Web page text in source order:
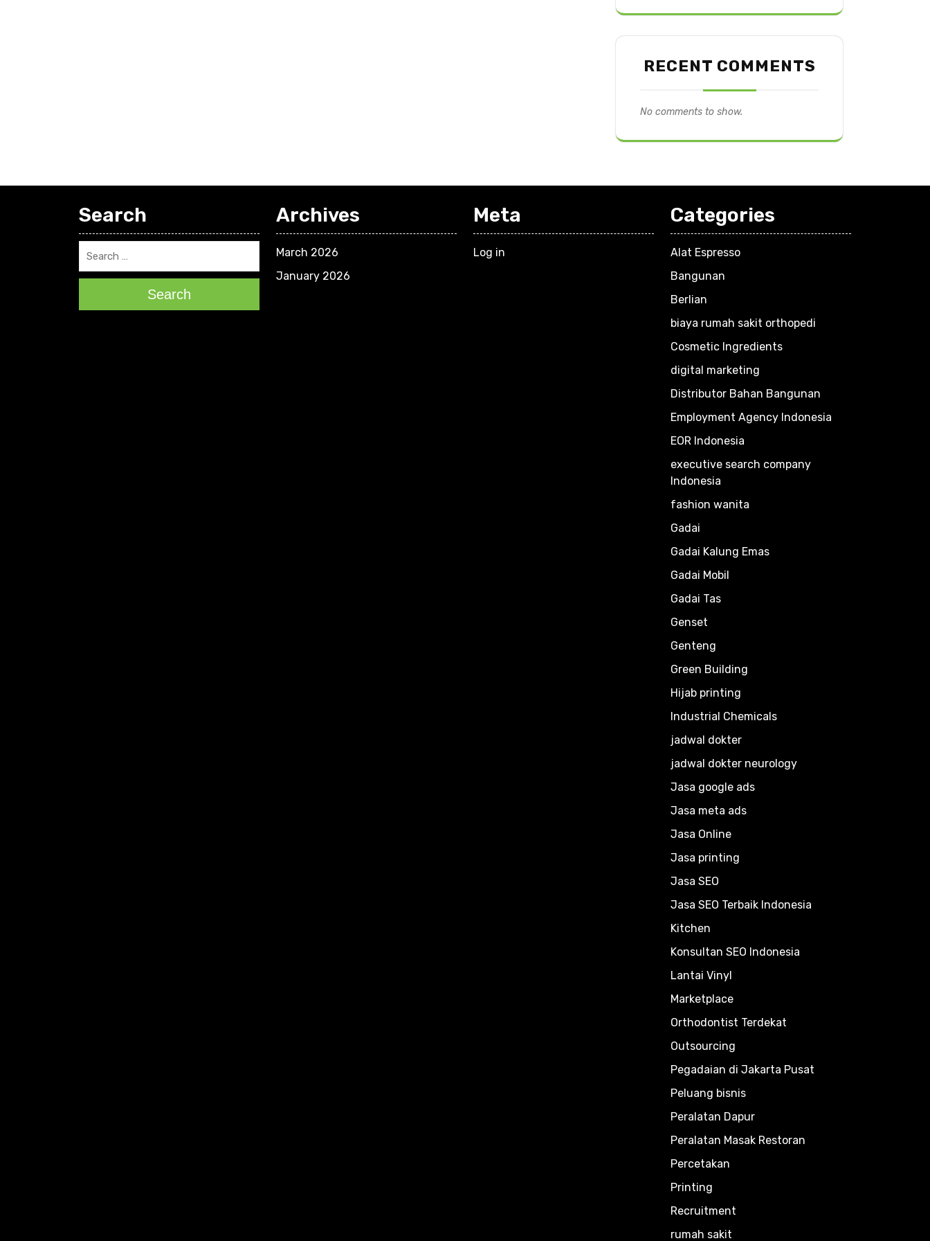
RECENT COMMENTS
No comments to show.
Search
Search
Archives
March 2026
January 2026
Meta
Log in
Categories
Alat Espresso
Bangunan
Berlian
biaya rumah sakit orthopedi
Cosmetic Ingredients
digital marketing
Distributor Bahan Bangunan
Employment Agency Indonesia
EOR Indonesia
executive search company
Indonesia
fashion wanita
Gadai
Gadai Kalung Emas
Gadai Mobil
Gadai Tas
Genset
Genteng
Green Building
Hijab printing
Industrial Chemicals
jadwal dokter
jadwal dokter neurology
Jasa google ads
Jasa meta ads
Jasa Online
Jasa printing
Jasa SEO
Jasa SEO Terbaik Indonesia
Kitchen
Konsultan SEO Indonesia
Lantai Vinyl
Marketplace
Orthodontist Terdekat
Outsourcing
Pegadaian di Jakarta Pusat
Peluang bisnis
Peralatan Dapur
Peralatan Masak Restoran
Percetakan
Printing
Recruitment
rumah sakit